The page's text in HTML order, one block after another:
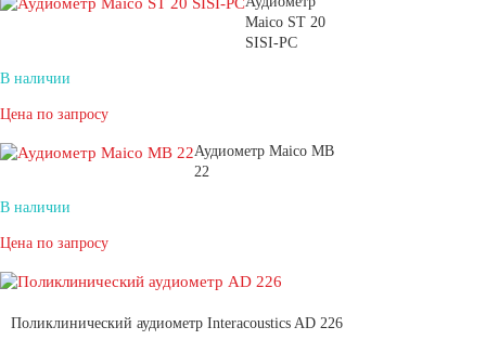
Maico ST 20
SISI-PC
В наличии
Цена по запросу
Аудиометр Maico MB
22
В наличии
Цена по запросу
Поликлинический аудиометр Interacoustics AD 226